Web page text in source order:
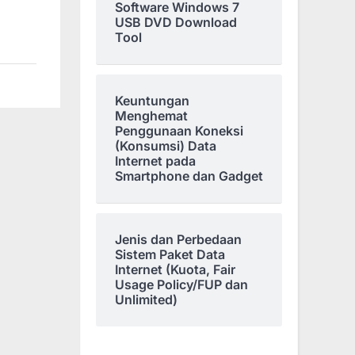
Software Windows 7
USB DVD Download
Tool
Keuntungan
Menghemat
Penggunaan Koneksi
(Konsumsi) Data
Internet pada
Smartphone dan Gadget
Jenis dan Perbedaan
Sistem Paket Data
Internet (Kuota, Fair
Usage Policy/FUP dan
Unlimited)